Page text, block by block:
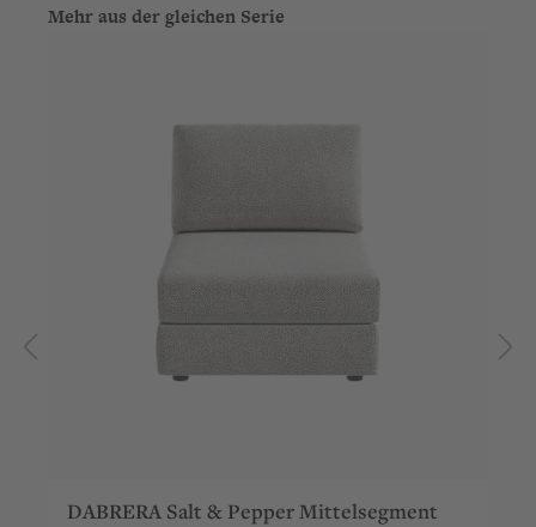
Produktgalerie überspringen
Mehr aus der gleichen Serie
DABRERA Salt & Pepper Mittelsegment